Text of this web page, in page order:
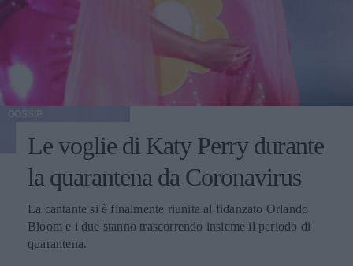
Le voglie di Katy Perry durante
la quarantena da Coronavirus
La cantante si è finalmente riunita al fidanzato Orlando
Bloom e i due stanno trascorrendo insieme il periodo di
quarantena.